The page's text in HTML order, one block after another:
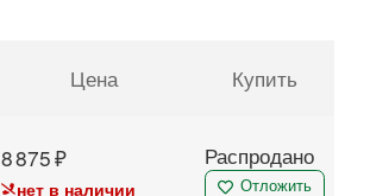
Цена Купить
8 875
нет в наличии
Распродано
Отложить